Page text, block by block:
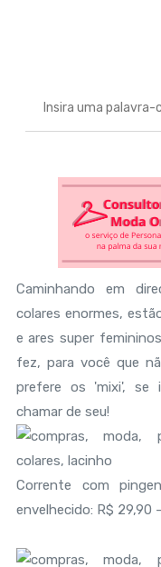
Caminhando em
colares enormes,
e ares super
fez, para você que
prefere os 'mixi', se
chamar de seu!
Corrente com
envelhecido: R$ 29,90